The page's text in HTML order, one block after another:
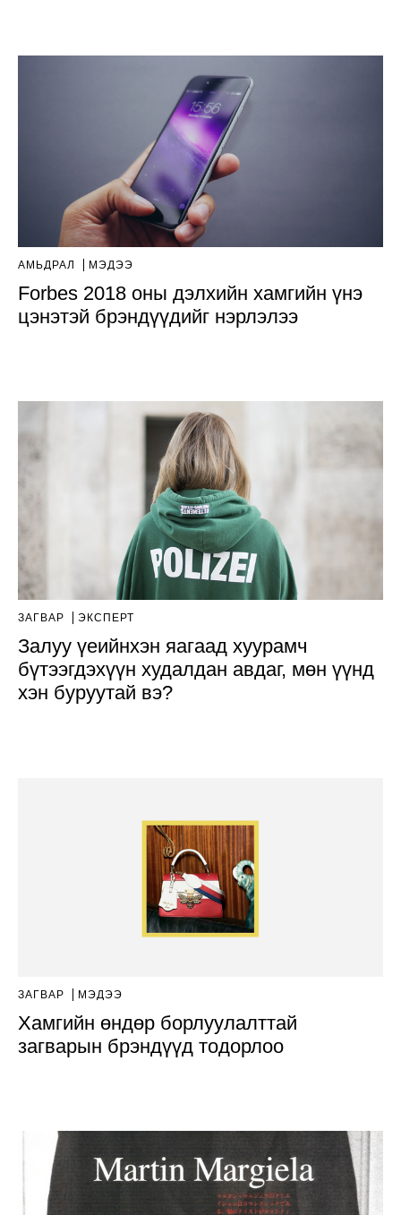
АМЬДРАЛ МЭДЭЭ
Forbes 2018 оны дэлхийн хамгийн үнэ
цэнэтэй брэндүүдийг нэрлэлээ
ЗАГВАР ЭКСПЕРТ
Залуу үеийнхэн яагаад хуурамч
бүтээгдэхүүн худалдан авдаг, мөн үүнд
хэн буруутай вэ?
ЗАГВАР МЭДЭЭ
Хамгийн өндөр борлуулалттай
загварын брэндүүд тодорлоо